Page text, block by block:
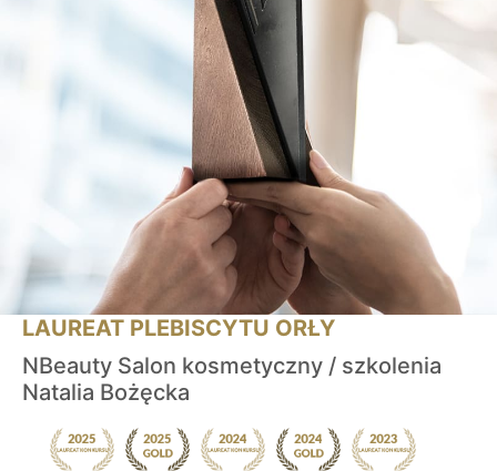
LAUREAT PLEBISCYTU ORŁY
NBeauty Salon kosmetyczny / szkolenia
Natalia Bożęcka